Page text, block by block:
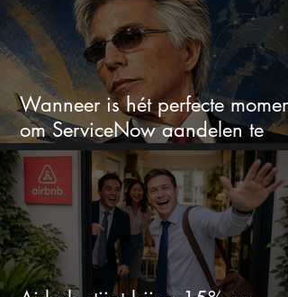
Wanneer is hét perfecte moment
om ServiceNow aandelen te
kopen?